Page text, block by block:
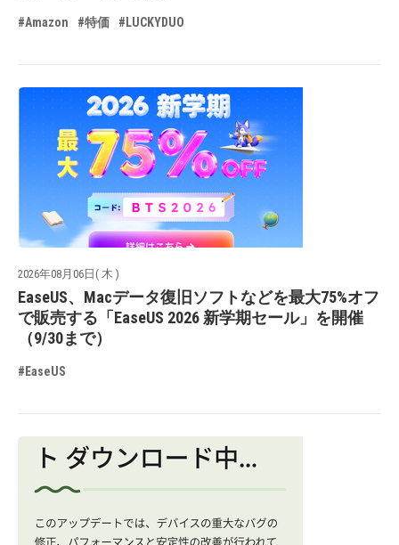
#Amazon #特価 #LUCKYDUO
2026年08月06日( 木 )
EaseUS、Macデータ復旧ソフトなどを最大75%オフ
で販売する「EaseUS 2026 新学期セール」を開催
（9/30まで）
#EaseUS